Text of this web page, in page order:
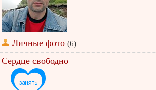
Личные фото (6)
Сердце свободно